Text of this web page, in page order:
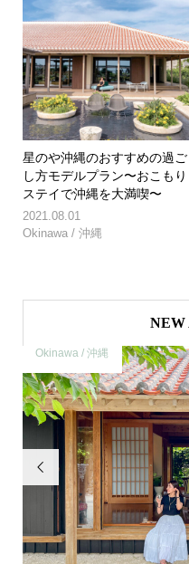
星のや沖縄のおすすめの過ご
し方モデルプラン〜おこもり
ステイで沖縄を大満喫〜
2021.08.01
Okinawa / 沖縄
NEW

Okinawa / 沖縄